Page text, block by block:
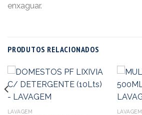
enxaguar.
PRODUTOS RELACIONADOS
LAVAGEM LAVAGEM